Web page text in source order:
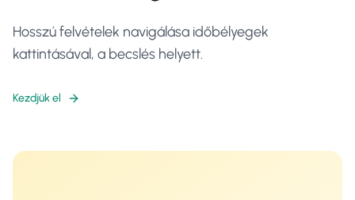
Hosszú felvételek navigálása időbélyegek
kattintásával, a becslés helyett.
Kezdjük el